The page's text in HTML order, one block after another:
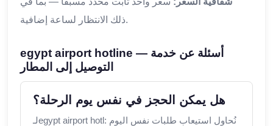
ذلك الانتظار لساعة إضافية.
egypt airport hotline — أسئلة عن خدمة
التوصيل إلى المطار
هل يمكن الحجز في نفس يوم الرحلة؟
لـegypt airport hotl: نُحاول استيعاب طلبات نفس اليوم